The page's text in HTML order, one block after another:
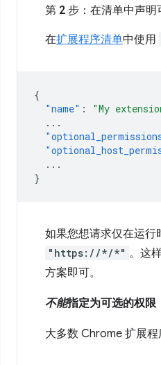
第 2 步：在清单中声明
在扩展程序清单中使用
{
"name" : "My
...
...
}
如果您想请求仅在运行
"https://*/*" 。这
方案即可。
不能指定为可选的权限
大多数 Chrome 扩展程